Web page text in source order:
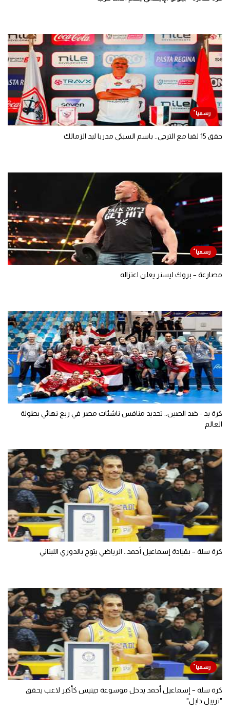
حقق 15 لقبا مع الترجي.. باسم السبكي مدربا ليد الزمالك
مصارعة – بروك ليسنر يعلن اعتزاله
كرة يد - ضد الصين.. تحديد منافس ناشئات مصر في ربع نهائي بطولة
العالم
كرة سلة – بقيادة إسماعيل أحمد.. الرياضي يتوج بالدوري اللبناني
كرة سلة – إسماعيل أحمد يدخل موسوعة جينيس كأكبر لاعب يحقق
"تريبل دابل"